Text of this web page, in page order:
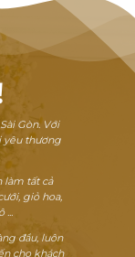
Gòn. Với
yêu thương
làm tất cả
giỏ hoa,
...
đầu, luôn
cho khách